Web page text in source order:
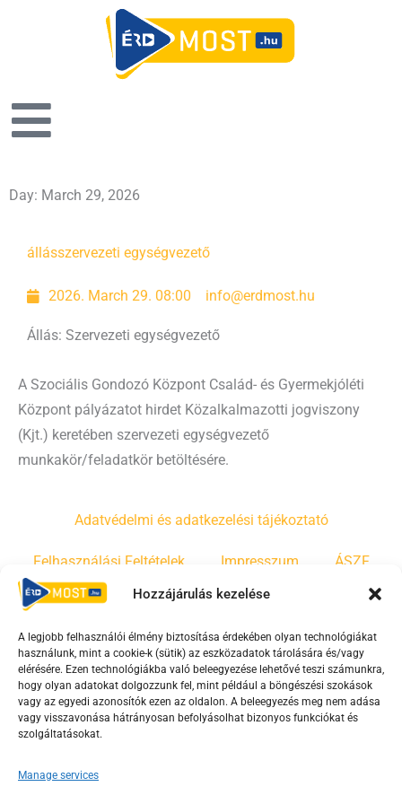
Hozzájárulás kezelése
A legjobb felhasználói élmény biztosítása érdekében olyan technológiákat
használunk, mint a cookie-k (sütik) az eszközadatok tárolására és/vagy
elérésére. Ezen technológiákba való beleegyezése lehetővé teszi számunkra,
hogy olyan adatokat dolgozzunk fel, mint például a böngészési szokások
vagy az egyedi azonosítók ezen az oldalon. A beleegyezés meg nem adása
vagy visszavonása hátrányosan befolyásolhat bizonyos funkciókat és
szolgáltatásokat.
Manage services
Day: March 29, 2026
állásszervezeti egységvezető
2026. March 29. 08:00 info@erdmost.hu
Állás: Szervezeti egységvezető
A Szociális Gondozó Központ Család- és Gyermekjóléti
Központ pályázatot hirdet Közalkalmazotti jogviszony
(Kjt.) keretében szervezeti egységvezető
munkakör/feladatkör betöltésére.
Adatvédelmi és adatkezelési tájékoztató
Felhasználási Feltételek Impresszum ÁSZF
Irányelvek Moderálási szabályzat
F
a
c
e
o
Y
o
u
t
b
T
i
k